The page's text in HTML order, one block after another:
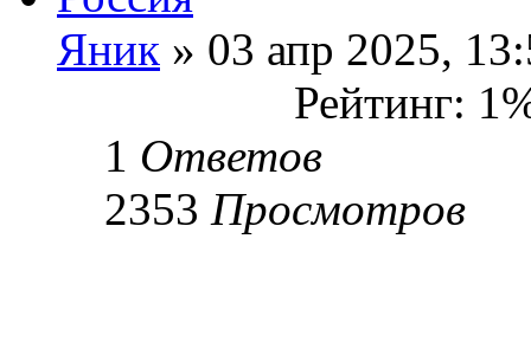
Яник » 03 апр 2025,
Рейтинг:
1 Ответов
2353 Просмотров